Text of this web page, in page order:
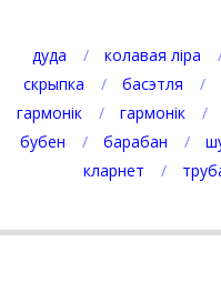
дуда колавая ліра
скрыпка
басэтля
гармонік
гармонік
бубен
барабан
кларнет